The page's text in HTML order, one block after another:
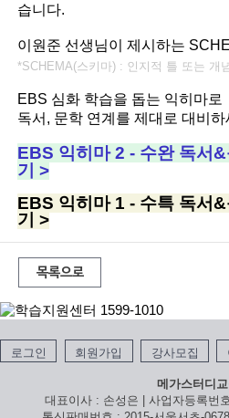
습니다.
이원준 선생님이 제시하는
*SCHEMA(스키마) : 인지적 틀 또는 개
EBS 심화 학습을 돕는 익히마로
독서, 문학 연계를 제대로 대비하
EBS 익히마 2 - 수완 독서
기 >
EBS 익히마 1 - 수특 독서
기 >
목록으로
로그인 회원가입 강사모집
메가스터디
대표이사 : 손성은 | 사업자등록번